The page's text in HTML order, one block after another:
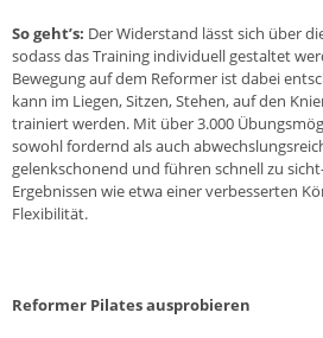
So geht’s: Der Widerstand lässt sich über
sodass das Training individuell gestaltet
Bewegung auf dem Reformer ist dabei
kann im Liegen, Sitzen, Stehen, auf den
trainiert werden. Mit über 3.000
sowohl fordernd als auch
gelenkschonend und führen schnell zu
Ergebnissen wie etwa einer verbesserten
Flexibilität.
Reformer Pilates ausprobieren